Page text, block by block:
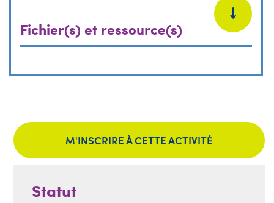
Fichier(s) et ressource(s)
M'INSCRIRE À CETTE ACTIVITÉ
Statut